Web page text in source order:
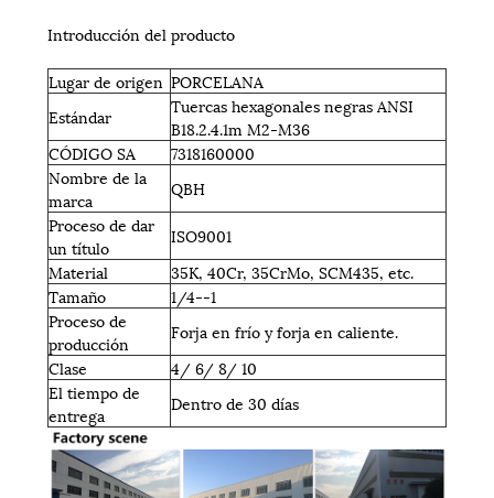
Introducción del producto
Lugar de origen PORCELANA
Estándar
Tuercas hexagonales negras ANSI
B18.2.4.1m M2-M36
CÓDIGO SA
7318160000
Nombre de la
marca
QBH
Proceso de dar
un título
ISO9001
Material
35K, 40Cr, 35CrMo, SCM435, etc.
Tamaño
1/4--1
Proceso de
producción
Forja en frío y forja en caliente.
Clase
4/ 6/ 8/ 10
El tiempo de
entrega
Dentro de 30 días